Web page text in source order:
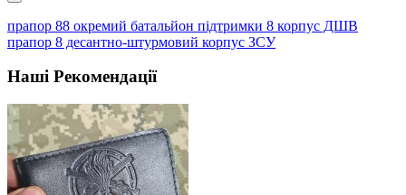
прапор 88 окремий батальйон підтримки 8 корпус ДШВ
прапор 8 десантно-штурмовий корпус ЗСУ
Наші Рекомендації